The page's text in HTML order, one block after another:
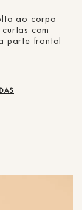
ao corpo
com
parte frontal